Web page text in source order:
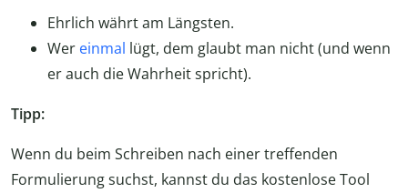
Ehrlich währt am Längsten.
Wer einmal lügt, dem glaubt man nicht (und wenn
er auch die Wahrheit spricht).
Tipp:
Wenn du beim Schreiben nach einer treffenden
Formulierung suchst, kannst du das kostenlose Tool